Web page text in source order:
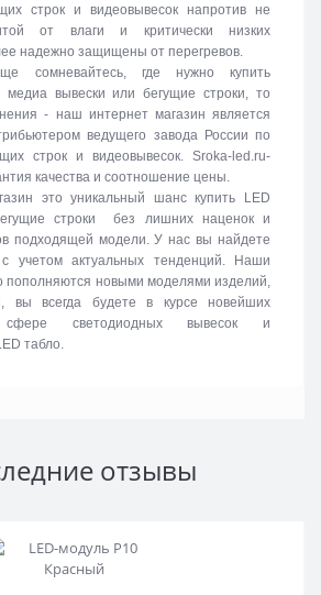
строк и видеовывесок напротив не
от влаги и критически низких
надежно защищены от перегревов.
сомневайтесь, где нужно купить
медиа вывески или бегущие строки, то
- наш интернет магазин является
ведущего завода России по
строк и видеовывесок. Sroka-led.ru-
качества и соотношение цены.
это уникальный шанс купить LED
строки без лишних наценок и
подходящей модели. У нас вы найдете
учетом актуальных тенденций. Наши
пополняются новыми моделями изделий,
вы всегда будете в курсе новейших
светодиодных вывесок и
табло.
отзывы